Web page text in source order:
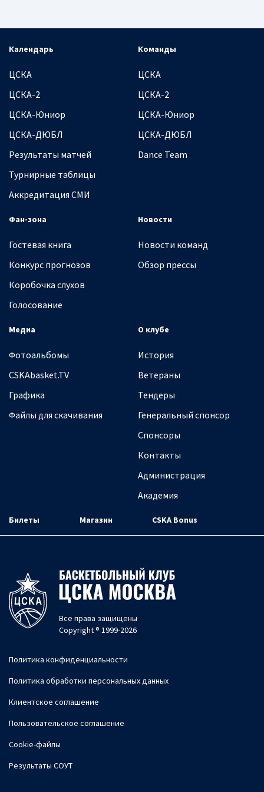
Календарь
ЦСКА
ЦСКА-2
ЦСКА-Юниор
ЦСКА-ДЮБЛ
Результаты матчей
Турнирные таблицы
Аккредитация СМИ
Команды
ЦСКА
ЦСКА-2
ЦСКА-Юниор
ЦСКА-ДЮБЛ
Dance Team
Фан-зона
Гостевая книга
Конкурс прогнозов
Коробочка слухов
Голосование
Новости
Новости команд
Обзор прессы
Медиа
Фотоальбомы
CSKAbasket.TV
Графика
Файлы для скачивания
О клубе
История
Ветераны
Тендеры
Генеральный спонсор
Спонсоры
Контакты
Администрация
Академия
Билеты Магазин CSKA Bonus
Все права защищены
Copyright ® 1999-2026
Политика конфиденциальности
Политика обработки персональных данных
Клиентское соглашение
Пользовательское соглашение
Cookie-файлы
Результаты СОУТ